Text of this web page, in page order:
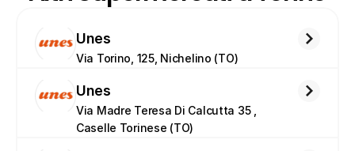
Unes
Via Torino, 125, Nichelino (TO)
Unes
Via Madre Teresa Di Calcutta 35 ,
Caselle Torinese (TO)